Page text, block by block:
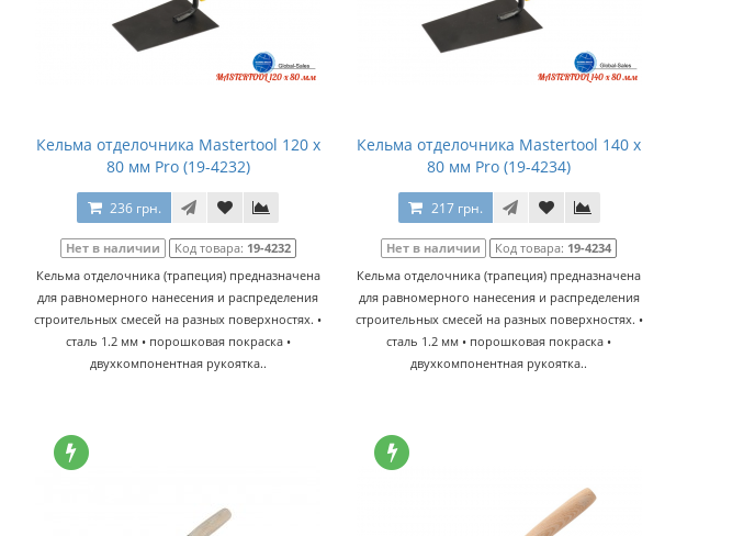
Кельма отделочника Mastertool 120 x
80 мм Pro (19-4232)
236 грн.
Нет в наличии Код товара: 19-4232
Кельма отделочника (трапеция) предназначена
для равномерного нанесения и распределения
строительных смесей на разных поверхностях. •
сталь 1.2 мм • порошковая покраска •
двухкомпонентная рукоятка..
Кельма отделочника Mastertool 140 x
80 мм Pro (19-4234)
217 грн.
Нет в наличии Код товара: 19-4234
Кельма отделочника (трапеция) предназначена
для равномерного нанесения и распределения
строительных смесей на разных поверхностях. •
сталь 1.2 мм • порошковая покраска •
двухкомпонентная рукоятка..